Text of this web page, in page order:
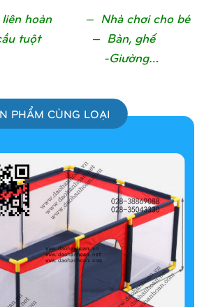
hoàn – Nhà chơi cho bé
tuột – Bàn, ghế
-Giường…
PHẨM CÙNG LOẠI